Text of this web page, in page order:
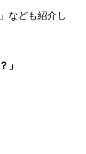
なども紹介し
」